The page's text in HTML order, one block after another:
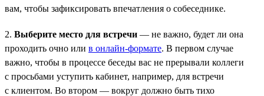
вам, чтобы зафиксировать впечатления о собеседнике.
2. Выберите место для встречи — не важно, будет ли она
проходить очно или в онлайн-формате. В первом случае
важно, чтобы в процессе беседы вас не прерывали коллеги
с просьбами уступить кабинет, например, для встречи
с клиентом. Во втором — вокруг должно быть тихо